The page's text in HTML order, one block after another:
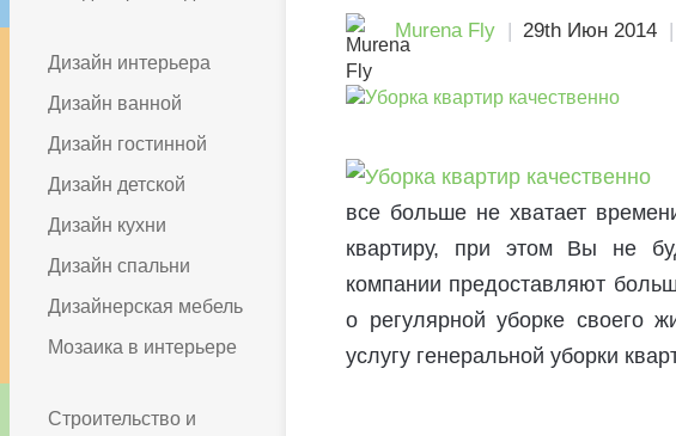
Дизайн интерьера
Дизайн ванной
Дизайн гостинной
Дизайн детской
Дизайн кухни
Дизайн спальни
Дизайнерская мебель
Мозаика в интерьере
Строительство и
Murena Fly 29th Июн 2014
все больше не хватает
квартиру, при этом Вы не
компании предоставляют
о регулярной уборке своего
услугу генеральной уборки